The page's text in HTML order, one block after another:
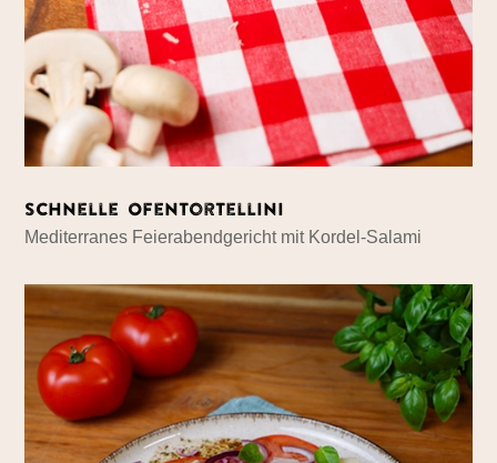
Schnelle Ofentortellini
Mediterranes Feierabendgericht mit Kordel-Salami